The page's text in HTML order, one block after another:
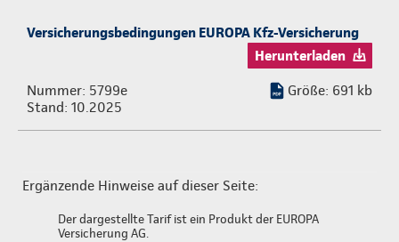
Versicherungsbedingungen EUROPA Kfz-Versicherung
Herunterladen
Nummer: 5799e
Stand: 10.2025
Größe: 691 kb
Ergänzende Hinweise auf dieser Seite:
Der dargestellte Tarif ist ein Produkt der EUROPA
Versicherung AG.